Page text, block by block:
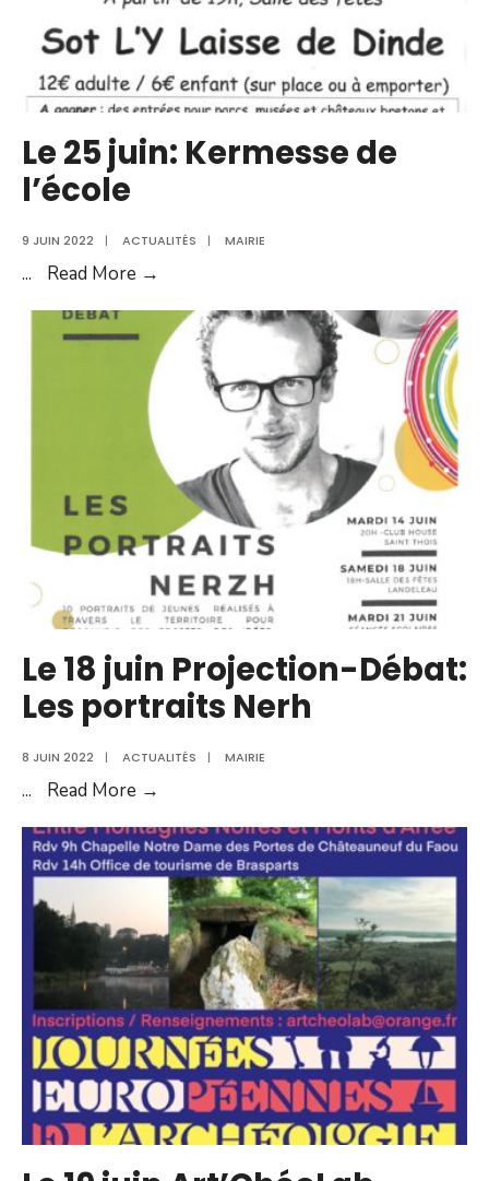
Le 25 juin: Kermesse de
l’école
9 JUIN 2022 | ACTUALITÉS | MAIRIE
... Read More →
juin:
Kermesse
Le 18 juin Projection-Débat:
Les portraits Nerh
8 JUIN 2022 | ACTUALITÉS | MAIRIE
... Read More →
juin
Projection-
Débat:
Les
portraits
Nerh